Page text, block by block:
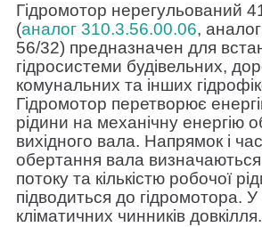
Гідромотор нерегульований
(аналог 310.3.56.00.06,
56/32) предназначен для
гідросистеми будівельних,
комунальних та інших
Гідромотор перетворює
рідини на механічну енергію
вихідного вала. Напрямок і
обертання вала
потоку та кількістю робочої
підводиться до гідромотора.
кліматичних чинників довкілля.